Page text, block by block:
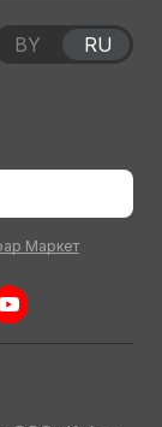
Маркет
BY RU